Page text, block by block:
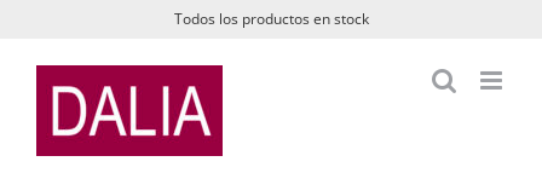
contenido
Todos los productos en stock